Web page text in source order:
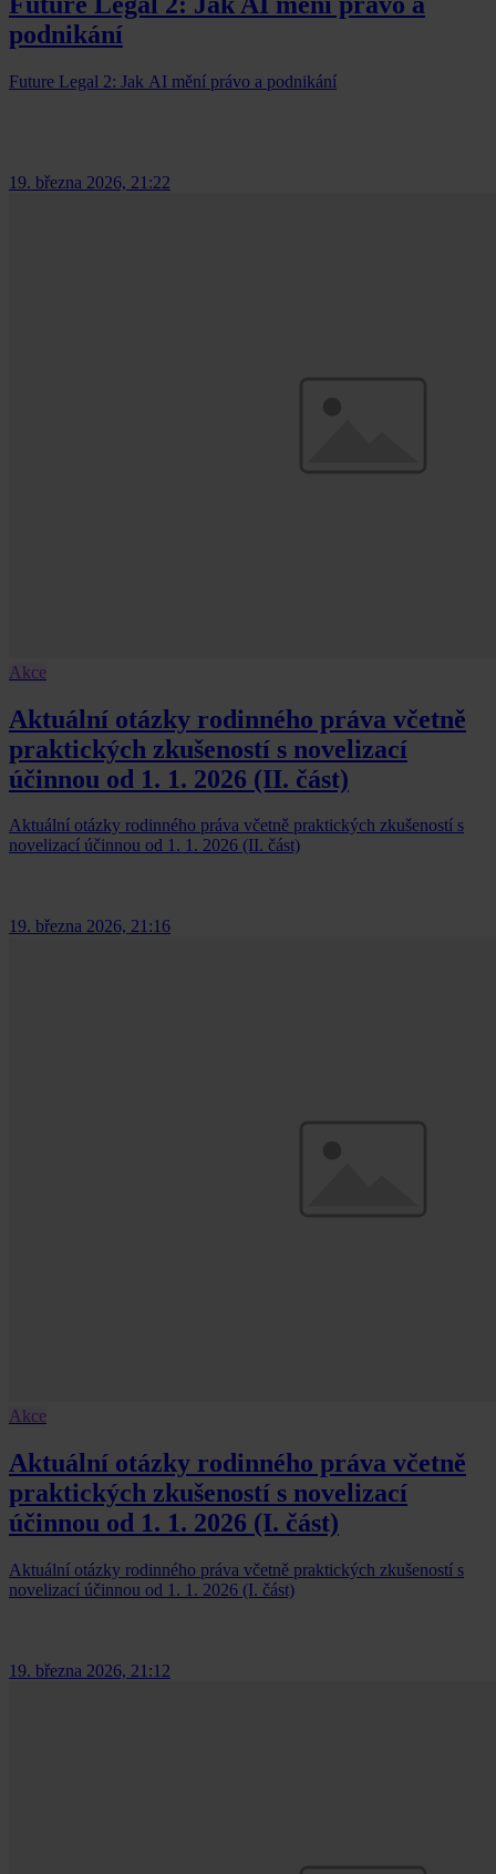
podnikání
Future Legal 2: Jak AI mění právo a podnikání
19. března 2026, 21:22
Akce
Aktuální otázky rodinného práva včetně
praktických zkušeností s novelizací
účinnou od 1. 1. 2026 (II. část)
Aktuální otázky rodinného práva včetně praktických zkušeností s
novelizací účinnou od 1. 1. 2026 (II. část)
19. března 2026, 21:16
Akce
Aktuální otázky rodinného práva včetně
praktických zkušeností s novelizací
účinnou od 1. 1. 2026 (I. část)
Aktuální otázky rodinného práva včetně praktických zkušeností s
novelizací účinnou od 1. 1. 2026 (I. část)
19. března 2026, 21:12